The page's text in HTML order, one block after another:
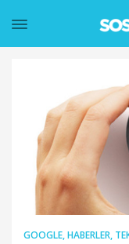
GOOGLE,HABERLER,